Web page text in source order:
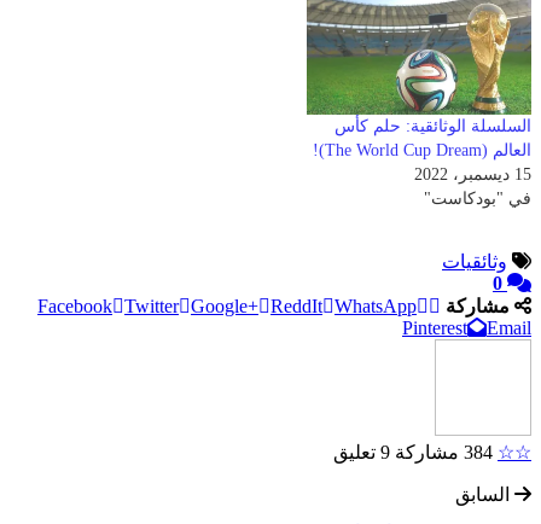
السلسلة الوثائقية: حلم كأس
العالم (The World Cup Dream)!
15 ديسمبر، 2022
في "بودكاست"
وثائقيات
0
مشاركة
Facebook Twitter Google+ ReddIt WhatsApp
Pinterest
Email
☆☆ 384 مشاركة 9 تعليق
السابق